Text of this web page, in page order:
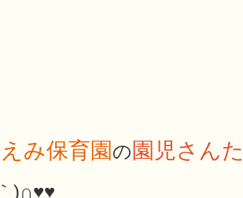
み保育園の 園児さん
)∩♥♥